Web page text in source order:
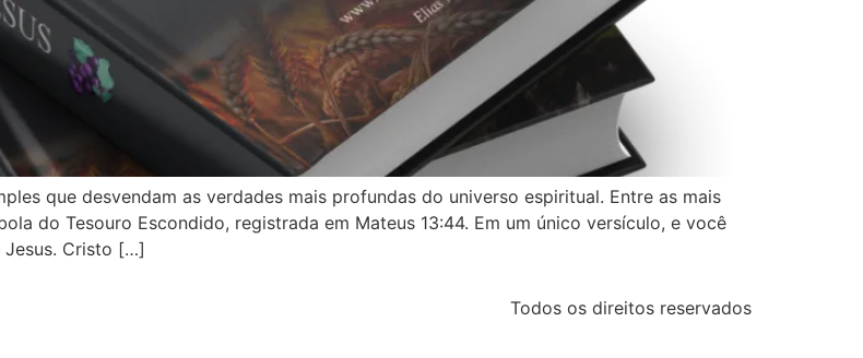
que desvendam as verdades mais profundas do universo espiritual. Entre as mais
do Tesouro Escondido, registrada em Mateus 13:44. Em um único versículo, e você
Jesus. Cristo […]
Todos os direitos reservados